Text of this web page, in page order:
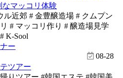
なマッコリ体験
ル近郊 # 金豊醸造場 # クムプン
# マッコリ作り # 醸造場見学
K-Sool
08-28
ツアー